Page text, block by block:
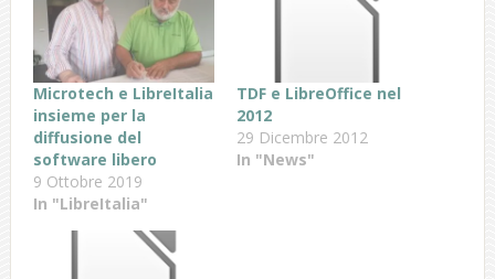
Microtech e LibreItalia
insieme per la
diffusione del
software libero
9 Ottobre 2019
In "LibreItalia"
TDF e LibreOffice nel
2012
29 Dicembre 2012
In "News"